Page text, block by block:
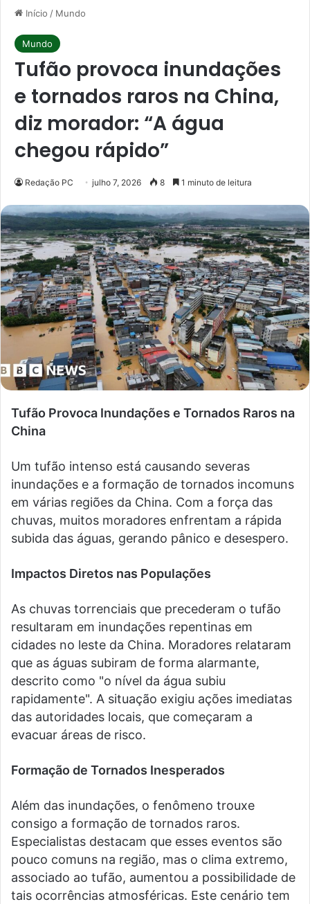
Início / Mundo
Mundo
Tufão provoca inundações
e tornados raros na China,
diz morador: “A água
chegou rápido”
Redação PC julho 7, 2026 8 1 minuto de leitura
Tufão Provoca Inundações e Tornados Raros na
China
Um tufão intenso está causando severas
inundações e a formação de tornados incomuns
em várias regiões da China. Com a força das
chuvas, muitos moradores enfrentam a rápida
subida das águas, gerando pânico e desespero.
Impactos Diretos nas Populações
As chuvas torrenciais que precederam o tufão
resultaram em inundações repentinas em
cidades no leste da China. Moradores relataram
que as águas subiram de forma alarmante,
descrito como "o nível da água subiu
rapidamente". A situação exigiu ações imediatas
das autoridades locais, que começaram a
evacuar áreas de risco.
Formação de Tornados Inesperados
Além das inundações, o fenômeno trouxe
consigo a formação de tornados raros.
Especialistas destacam que esses eventos são
pouco comuns na região, mas o clima extremo,
associado ao tufão, aumentou a possibilidade de
tais ocorrências atmosféricas. Este cenário tem